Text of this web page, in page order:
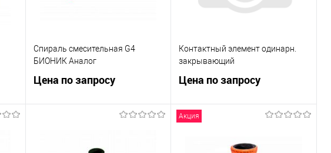
Спираль смесительная G4
БИОНИК Аналог
Цена по запросу
Контактный элемент одинарн.
закрывающий
Цена по запросу
Акция